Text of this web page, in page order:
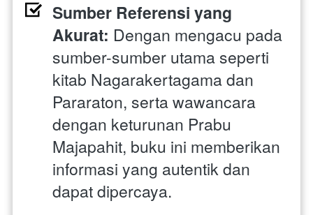
Sumber Referensi yang
Akurat: Dengan mengacu pada
sumber-sumber utama seperti
kitab Nagarakertagama dan
Pararaton, serta wawancara
dengan keturunan Prabu
Majapahit, buku ini memberikan
informasi yang autentik dan
dapat dipercaya.